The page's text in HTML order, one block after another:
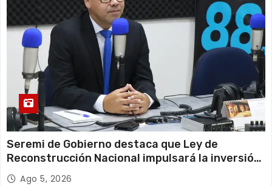
Seremi de Gobierno destaca que Ley de
Reconstrucción Nacional impulsará la inversión
y el empleo en Tarapacá
Ago 5, 2026